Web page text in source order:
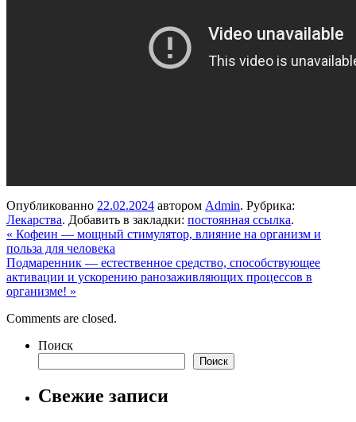
Опубликованно 22.02.2024 автором Admin. Рубрика:
Лекарства. Добавить в закладки: постоянная ссылка.
« Кофеин — мощный стимулятор, влияние на организм и
польза для человека
Подмаренник — естественное средство, способствующее
активации и ускорению ранозаживляющих процессов в
организме! »
Comments are closed.
Поиск
Поиск
Свежие записи